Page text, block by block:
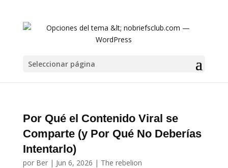
Seleccionar página
Por Qué el Contenido Viral se
Comparte (y Por Qué No Deberías
Intentarlo)
por Ber| Jun 6, 2026 | The rebelion